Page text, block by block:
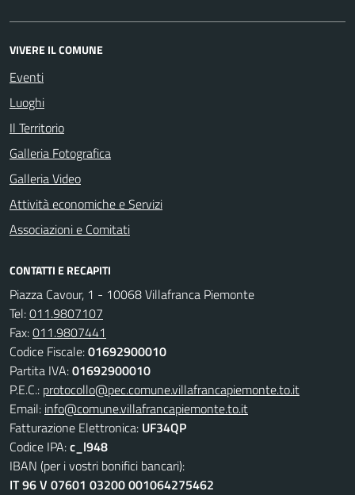
VIVERE IL COMUNE
Eventi
Luoghi
Il Territorio
Galleria Fotografica
Galleria Video
Attività economiche e Servizi
Associazioni e Comitati
CONTATTI E RECAPITI
Piazza Cavour, 1 - 10068 Villafranca Piemonte
Tel:011.9807107
Fax:011.9807441
Codice Fiscale:01692900010
Partita IVA:01692900010
P.E.C.: protocollo@pec.comune.villafrancapiemonte.to.it
Email: info@comune.villafrancapiemonte.to.it
Fatturazione Elettronica: UF34QP
Codice IPA:c_l948
IBAN (per i vostri bonifici bancari):
IT 96 V 07601 03200 001064275462